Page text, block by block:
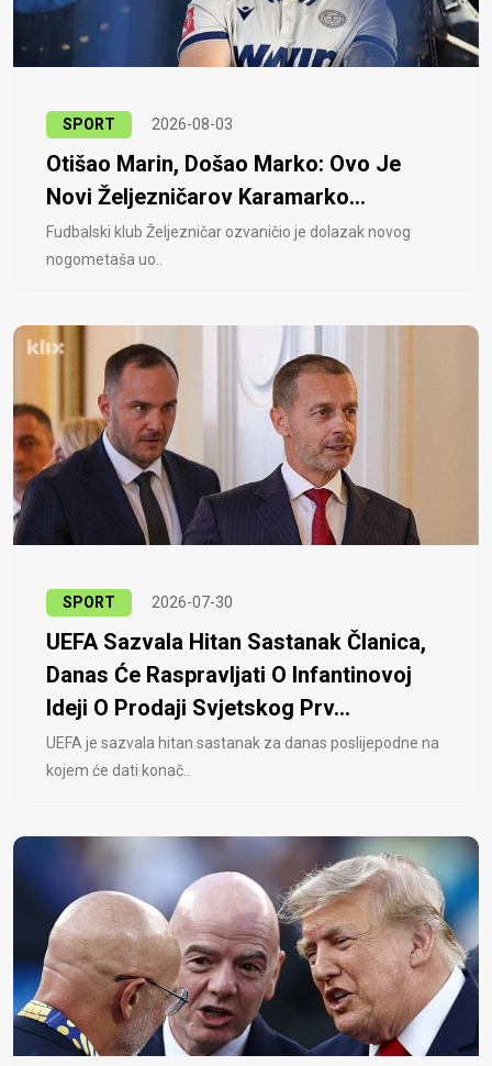
SPORT 2026-08-03
Otišao Marin, Došao Marko: Ovo Je
Novi Željezničarov Karamarko...
Fudbalski klub Željezničar ozvaničio je dolazak novog
nogometaša uo..
SPORT 2026-07-30
UEFA Sazvala Hitan Sastanak Članica,
Danas Će Raspravljati O Infantinovoj
Ideji O Prodaji Svjetskog Prv...
UEFA je sazvala hitan sastanak za danas poslijepodne na
kojem će dati konač..